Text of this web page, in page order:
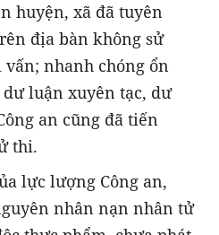
huyện, xã đã tuyên
địa bàn không sử
nhanh chóng ổn
luận xuyên tạc, dư
an cũng đã tiến
thi.
lực lượng Công an,
nhân nạn nhân tử